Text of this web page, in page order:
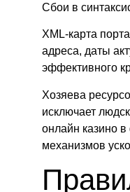
Сбои в
XML-карта
адреса, даты
эффективного
Хозяева
исключает
онлайн казино
механизмов